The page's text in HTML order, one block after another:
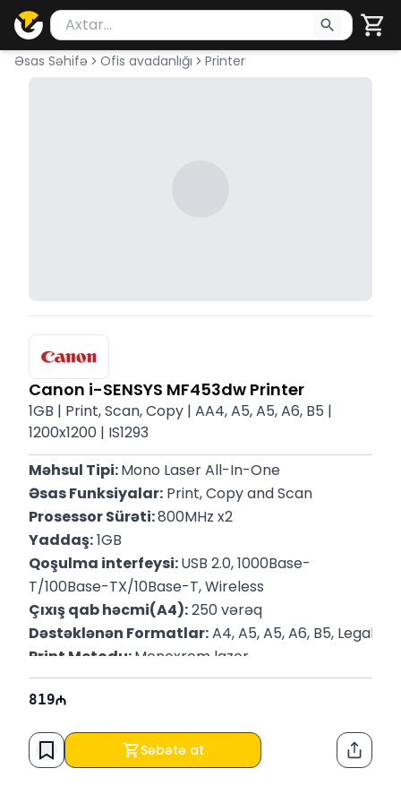
Məhsul axtar
Axtarış üçün ən azı 2 simvol yazın. Göndərmək
Əsas Səhifə Ofis avadanlığı Printer
Canon i-SENSYS MF453dw Printer
1GB | Print, Scan, Copy | AA4, A5, A5, A6, B5 |
1200x1200 | IS1293
Məhsul Tipi: Mono Laser All-In-One
Əsas Funksiyalar: Print, Copy and Scan
Prosessor Sürəti: 800MHz x2
Yaddaş: 1GB
Qoşulma interfeysi: USB 2.0, 1000Base-
T/100Base-TX/10Base-T, Wireless
Çıxış qab həcmi(A4): 250 vərəq
Dəstəklənən Formatlar: A4, A5, A5, A6, B5, Legal,
Print Metodu: Monoxrom lazer
Print Çözünürlüyü: 1200x1200 dpi
819
Səbətə at